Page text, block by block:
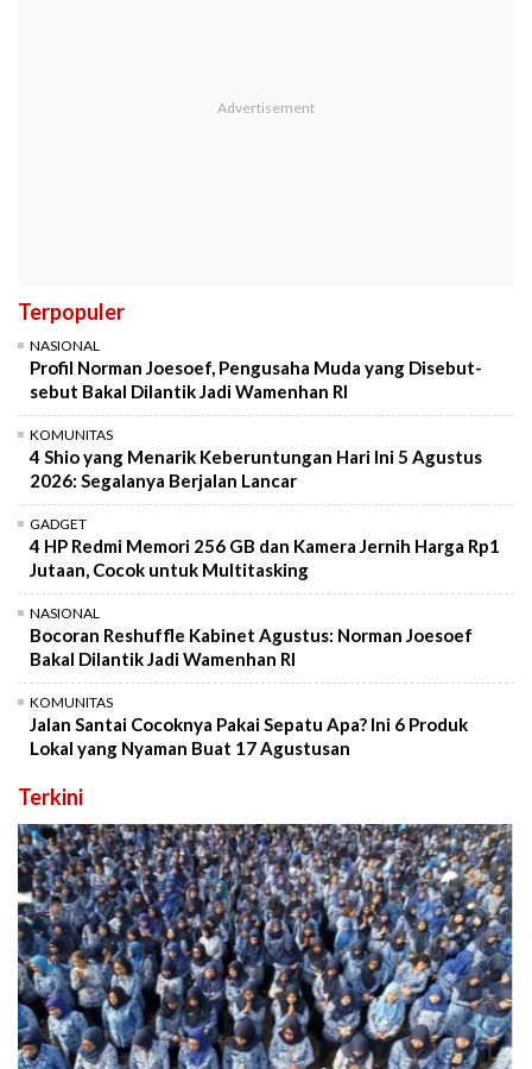
Terpopuler
NASIONAL
Profil Norman Joesoef, Pengusaha Muda yang Disebut-
sebut Bakal Dilantik Jadi Wamenhan RI
KOMUNITAS
4 Shio yang Menarik Keberuntungan Hari Ini 5 Agustus
2026: Segalanya Berjalan Lancar
GADGET
4 HP Redmi Memori 256 GB dan Kamera Jernih Harga Rp1
Jutaan, Cocok untuk Multitasking
NASIONAL
Bocoran Reshuffle Kabinet Agustus: Norman Joesoef
Bakal Dilantik Jadi Wamenhan RI
KOMUNITAS
Jalan Santai Cocoknya Pakai Sepatu Apa? Ini 6 Produk
Lokal yang Nyaman Buat 17 Agustusan
Terkini